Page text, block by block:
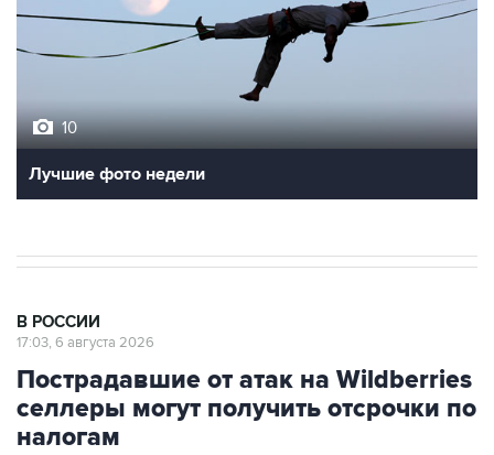
10
Лучшие фото недели
В РОССИИ
17:03, 6 августа 2026
Пострадавшие от атак на Wildberries
селлеры могут получить отсрочки по
налогам